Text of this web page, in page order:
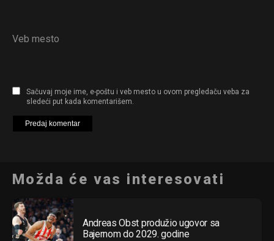
Veb mesto
Sačuvaj moje ime, e-poštu i veb mesto u ovom pregledaču veba za
sledeći put kada komentarišem.
Možda će vas interesovati
Andreas Obst produžio ugovor sa
Bajernom do 2029. godine